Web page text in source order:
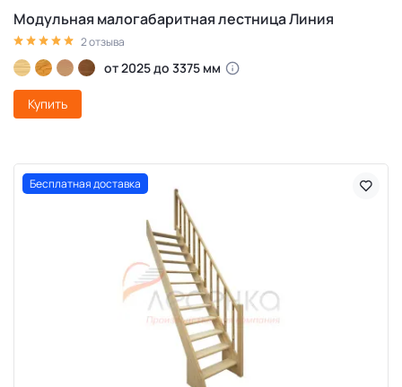
Модульная малогабаритная лестница Линия
2 отзыва
от 2025 до 3375 мм
Купить
Бесплатная доставка